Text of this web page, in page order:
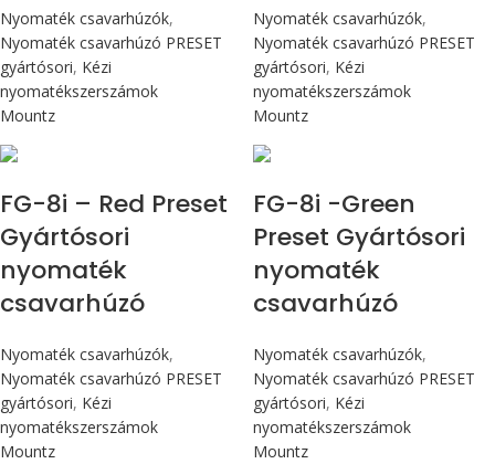
Nyomaték csavarhúzók,
Nyomaték csavarhúzó PRESET
gyártósori, Kézi
nyomatékszerszámok
Mountz
Nyomaték csavarhúzók,
Nyomaték csavarhúzó PRESET
gyártósori, Kézi
nyomatékszerszámok
Mountz
FG-8i – Red Preset
Gyártósori
nyomaték
csavarhúzó
Nyomaték csavarhúzók,
Nyomaték csavarhúzó PRESET
gyártósori, Kézi
nyomatékszerszámok
Mountz
FG-8i -Green
Preset Gyártósori
nyomaték
csavarhúzó
Nyomaték csavarhúzók,
Nyomaték csavarhúzó PRESET
gyártósori, Kézi
nyomatékszerszámok
Mountz